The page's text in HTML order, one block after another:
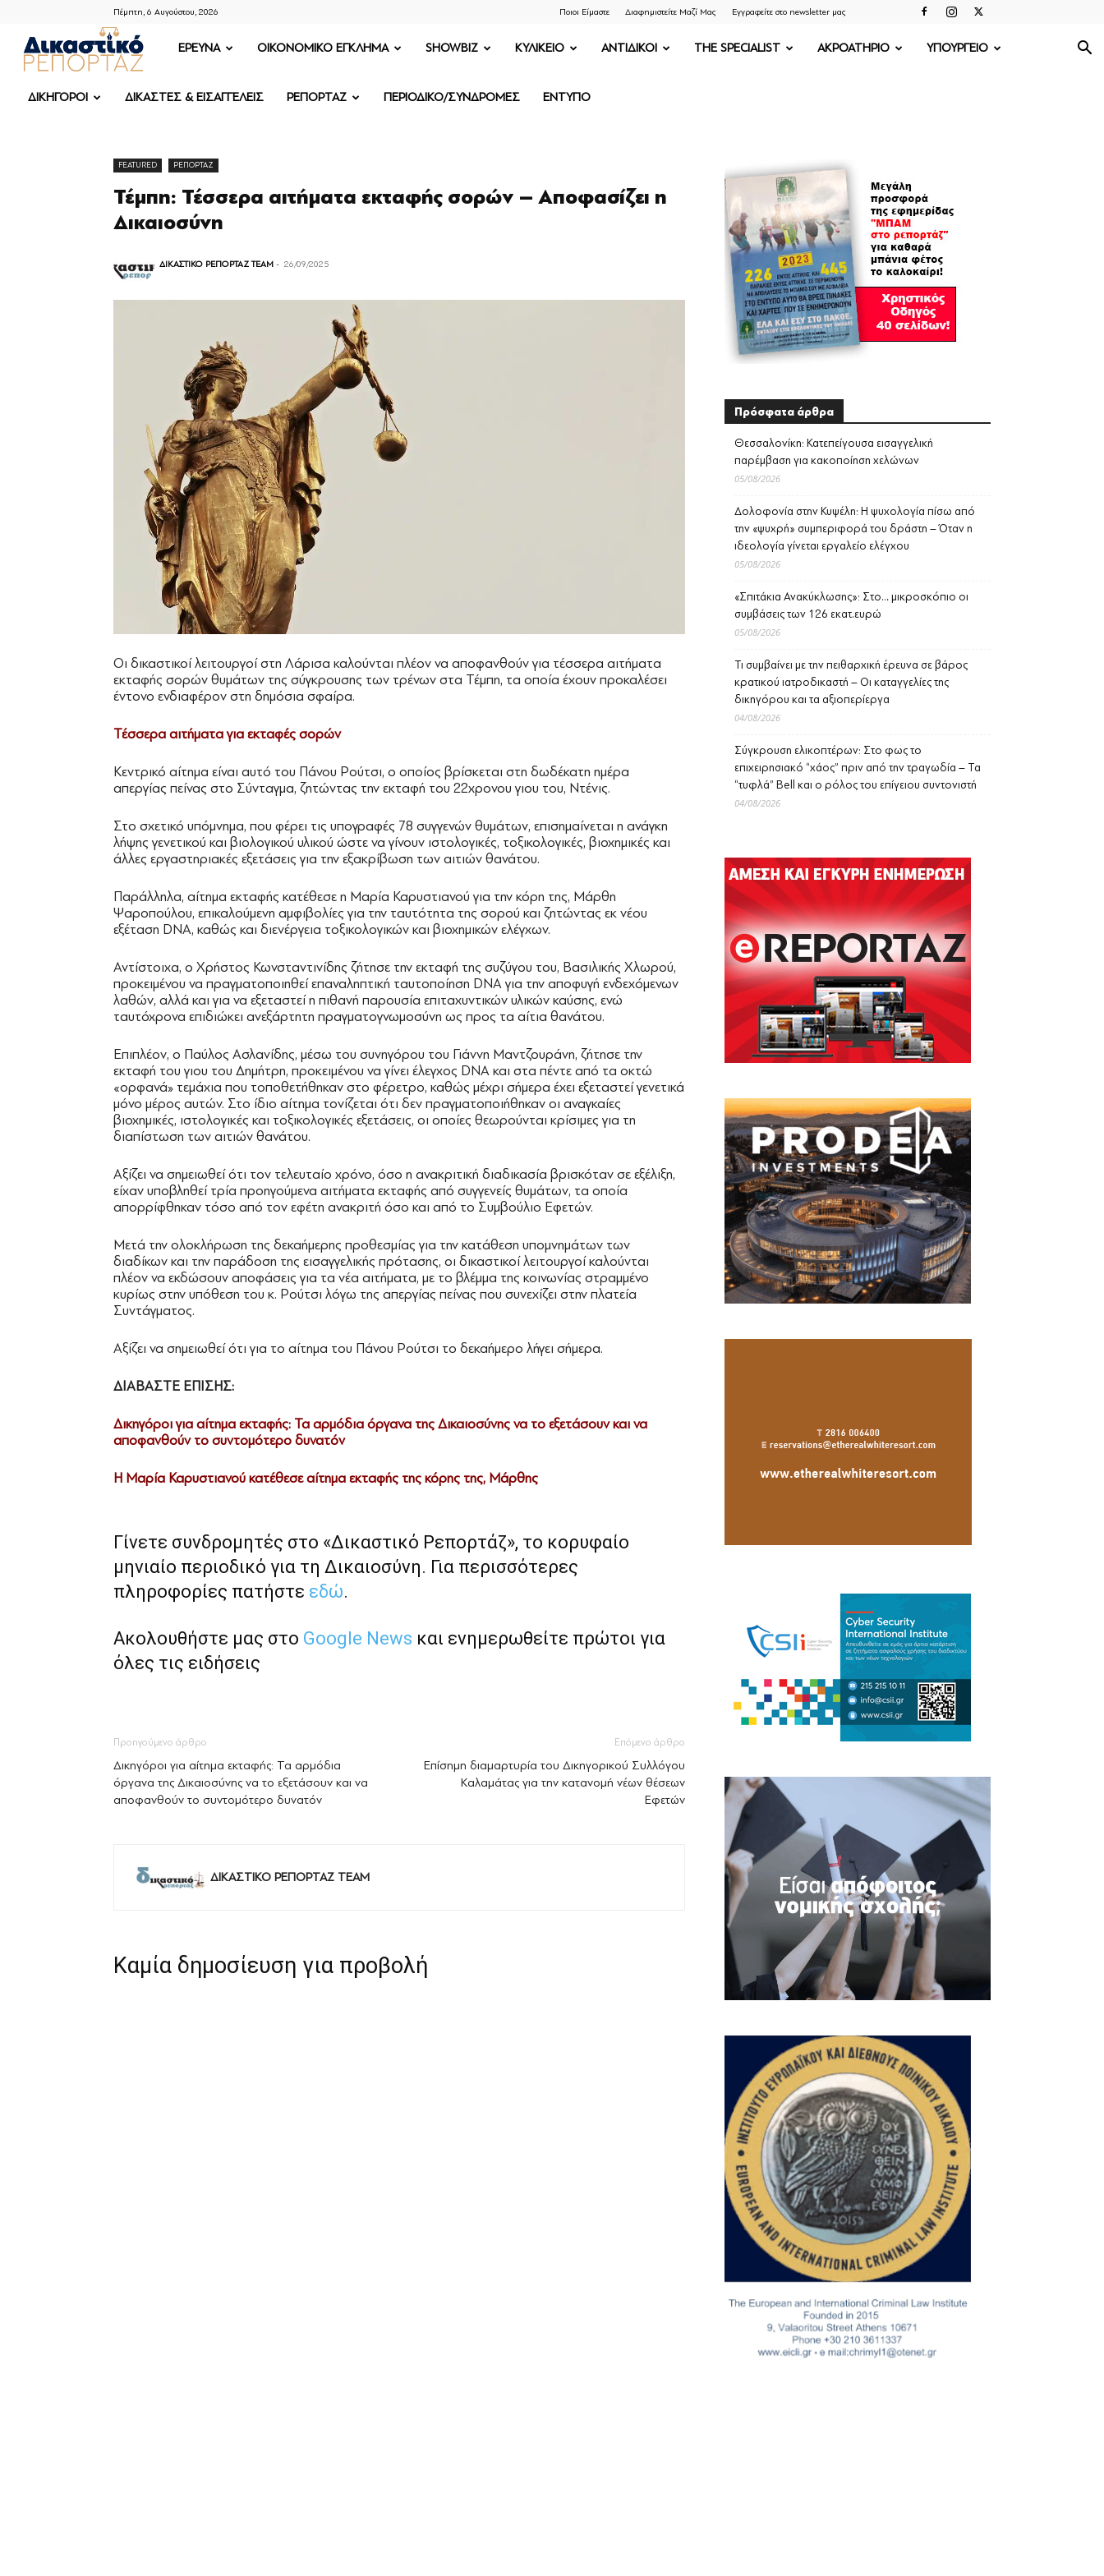
Πέμπτη, 6 Αυγούστου, 2026 Ποιοι Είμαστε Διαφημιστείτε Μαζί Μας Εγγραφείτε στο newsletter μας
ΔΙΚΑΣΤΙΚΟ
ΡΕΠΟΡΤΑΖ
ΕΡΕΥΝΑ OIKONOMIKO ΕΓΚΛΗΜΑ SHOWBIZ ΚΥΛΙΚΕΙΟ ΑΝΤΙΔΙΚΟΙ THE SPECIALIST ΑΚΡΟΑΤΗΡΙΟ ΥΠΟΥΡΓΕΙΟ
ΔΙΚΗΓΟΡΟΙ ΔΙΚΑΣΤΕΣ & ΕΙΣΑΓΓΕΛΕΙΣ ΡΕΠΟΡΤΑΖ ΠΕΡΙΟΔΙΚΟ/ΣΥΝΔΡΟΜΕΣ ΕΝΤΥΠΟ
FEATURED ΡΕΠΟΡΤΑΖ
Τέμπη: Τέσσερα αιτήματα εκταφής σορών – Αποφασίζει η
Δικαιοσύνη
ΔΙΚΑΣΤΙΚΟ ΡΕΠΟΡΤΑΖ TEAM - 26/09/2025
Οι δικαστικοί λειτουργοί στη Λάρισα καλούνται πλέον να αποφανθούν για τέσσερα αιτήματα
εκταφής σορών θυμάτων της σύγκρουσης των τρένων στα Τέμπη, τα οποία έχουν προκαλέσει
έντονο ενδιαφέρον στη δημόσια σφαίρα.
Τέσσερα αιτήματα για εκταφές σορών
Κεντρικό αίτημα είναι αυτό του Πάνου Ρούτσι, ο οποίος βρίσκεται στη δωδέκατη ημέρα
απεργίας πείνας στο Σύνταγμα, ζητώντας την εκταφή του 22χρονου γιου του, Ντένις.
Στο σχετικό υπόμνημα, που φέρει τις υπογραφές 78 συγγενών θυμάτων, επισημαίνεται η ανάγκη
λήψης γενετικού και βιολογικού υλικού ώστε να γίνουν ιστολογικές, τοξικολογικές, βιοχημικές και
άλλες εργαστηριακές εξετάσεις για την εξακρίβωση των αιτιών θανάτου.
Παράλληλα, αίτημα εκταφής κατέθεσε η Μαρία Καρυστιανού για την κόρη της, Μάρθη
Ψαροπούλου, επικαλούμενη αμφιβολίες για την ταυτότητα της σορού και ζητώντας εκ νέου
εξέταση DNA, καθώς και διενέργεια τοξικολογικών και βιοχημικών ελέγχων.
Αντίστοιχα, ο Χρήστος Κωνσταντινίδης ζήτησε την εκταφή της συζύγου του, Βασιλικής Χλωρού,
προκειμένου να πραγματοποιηθεί επαναληπτική ταυτοποίηση DNA για την αποφυγή ενδεχόμενων
λαθών, αλλά και για να εξεταστεί η πιθανή παρουσία επιταχυντικών υλικών καύσης, ενώ
ταυτόχρονα επιδιώκει ανεξάρτητη πραγματογνωμοσύνη ως προς τα αίτια θανάτου.
Επιπλέον, ο Παύλος Ασλανίδης, μέσω του συνηγόρου του Γιάννη Μαντζουράνη, ζήτησε την
εκταφή του γιου του Δημήτρη, προκειμένου να γίνει έλεγχος DNA και στα πέντε από τα οκτώ
«ορφανά» τεμάχια που τοποθετήθηκαν στο φέρετρο, καθώς μέχρι σήμερα έχει εξεταστεί γενετικά
μόνο μέρος αυτών. Στο ίδιο αίτημα τονίζεται ότι δεν πραγματοποιήθηκαν οι αναγκαίες
βιοχημικές, ιστολογικές και τοξικολογικές εξετάσεις, οι οποίες θεωρούνται κρίσιμες για τη
διαπίστωση των αιτιών θανάτου.
Αξίζει να σημειωθεί ότι τον τελευταίο χρόνο, όσο η ανακριτική διαδικασία βρισκόταν σε εξέλιξη,
είχαν υποβληθεί τρία προηγούμενα αιτήματα εκταφής από συγγενείς θυμάτων, τα οποία
απορρίφθηκαν τόσο από τον εφέτη ανακριτή όσο και από το Συμβούλιο Εφετών.
Μετά την ολοκλήρωση της δεκαήμερης προθεσμίας για την κατάθεση υπομνημάτων των
διαδίκων και την παράδοση της εισαγγελικής πρότασης, οι δικαστικοί λειτουργοί καλούνται
πλέον να εκδώσουν αποφάσεις για τα νέα αιτήματα, με το βλέμμα της κοινωνίας στραμμένο
κυρίως στην υπόθεση του κ. Ρούτσι λόγω της απεργίας πείνας που συνεχίζει στην πλατεία
Συντάγματος.
Αξίζει να σημειωθεί ότι για το αίτημα του Πάνου Ρούτσι το δεκαήμερο λήγει σήμερα.
ΔΙΑΒΑΣΤΕ ΕΠΙΣΗΣ:
Δικηγόροι για αίτημα εκταφής: Τα αρμόδια όργανα της Δικαιοσύνης να το εξετάσουν και να
αποφανθούν το συντομότερο δυνατόν
Η Μαρία Καρυστιανού κατέθεσε αίτημα εκταφής της κόρης της, Μάρθης
Γίνετε συνδρομητές στο «Δικαστικό Ρεπορτάζ», το κορυφαίο
μηνιαίο περιοδικό για τη Δικαιοσύνη. Για περισσότερες
πληροφορίες πατήστε εδώ.
Ακολουθήστε μας στο Google News και ενημερωθείτε πρώτοι για
όλες τις ειδήσεις
Προηγούμενο άρθρο
Δικηγόροι για αίτημα εκταφής: Τα αρμόδια
όργανα της Δικαιοσύνης να το εξετάσουν και να
αποφανθούν το συντομότερο δυνατόν
Επόμενο άρθρο
Επίσημη διαμαρτυρία του Δικηγορικού Συλλόγου
Καλαμάτας για την κατανομή νέων θέσεων
Εφετών
ΔΙΚΑΣΤΙΚΟ ΡΕΠΟΡΤΑΖ TEAM
Καμία δημοσίευση για προβολή
Πρόσφατα άρθρα
Θεσσαλονίκη: Κατεπείγουσα εισαγγελική
παρέμβαση για κακοποίηση χελώνων
05/08/2026
Δολοφονία στην Κυψέλη: Η ψυχολογία πίσω από
την «ψυχρή» συμπεριφορά του δράστη – Όταν η
ιδεολογία γίνεται εργαλείο ελέγχου
05/08/2026
«Σπιτάκια Ανακύκλωσης»: Στο… μικροσκόπιο οι
συμβάσεις των 126 εκατ.ευρώ
05/08/2026
Τι συμβαίνει με την πειθαρχική έρευνα σε βάρος
κρατικού ιατροδικαστή – Οι καταγγελίες της
δικηγόρου και τα αξιοπερίεργα
04/08/2026
Σύγκρουση ελικοπτέρων: Στο φως το
επιχειρησιακό “χάος” πριν από την τραγωδία – Τα
“τυφλά” Bell και ο ρόλος του επίγειου συντονιστή
04/08/2026